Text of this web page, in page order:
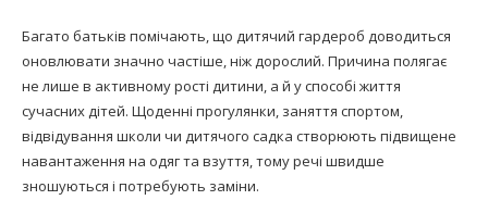
Багато батьків помічають, що дитячий гардероб доводиться
оновлювати значно частіше, ніж дорослий. Причина полягає
не лише в активному рості дитини, а й у способі життя
сучасних дітей. Щоденні прогулянки, заняття спортом,
відвідування школи чи дитячого садка створюють підвищене
навантаження на одяг та взуття, тому речі швидше
зношуються і потребують заміни.